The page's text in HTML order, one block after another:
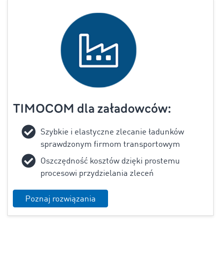
TIMOCOM dla załadowców:
Szybkie i elastyczne zlecanie ładunków
sprawdzonym firmom transportowym
Oszczędność kosztów dzięki prostemu
procesowi przydzielania zleceń
Poznaj rozwiązania